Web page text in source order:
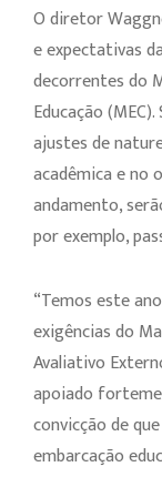
O diretor
e expectativas
decorrentes do
Educação
ajustes de
acadêmica e no
andamento,
por exemplo,
“Temos este
exigências do
Avaliativo
apoiado
convicção de
embarcação